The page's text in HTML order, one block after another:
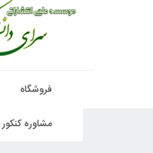
فروشگاه
مشاوره کنکور ۱۴۰۵ | تضمین قبولی کنکور